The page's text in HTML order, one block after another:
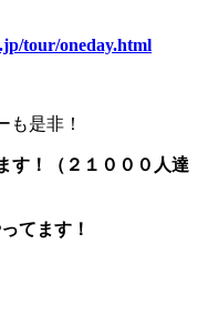
tour/oneday.html
も是非！
す！（２１０００人達
てます！